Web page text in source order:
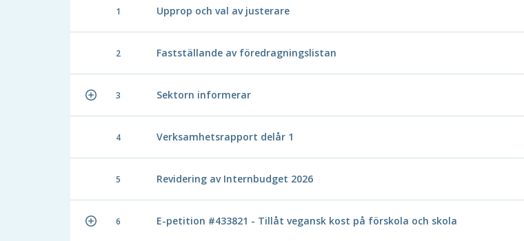
1 Upprop och val av justerare
2 Fastställande av föredragningslistan
3 Sektorn informerar
4 Verksamhetsrapport delår 1
5 Revidering av Internbudget 2026
6 E-petition #433821 - Tillåt vegansk kost på förskola och skola